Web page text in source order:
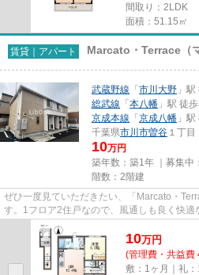
間取り：2LDK
面積：51.15㎡
賃貸｜アパート Marcato・Terrace（
武蔵野線 「 市川大野 」
総武線 「 本八幡 」駅 徒
京成本線 「 京成八幡 」
千葉県市川市曽谷 １丁目
10万円
築年数：築1年 ｜募集中：
階数：2階建
ぜひ一度見ていただきたい、「Marcato・
す。1フロア2住戸なので、風通しも良く快
カードでお支払いいただけるの...
10万円
(管理費・共益費
敷：1ヶ月｜礼：